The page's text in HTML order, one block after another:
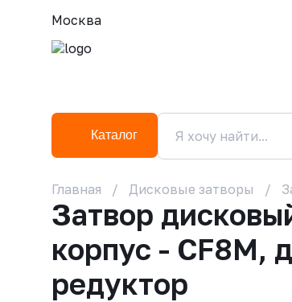
Москва
Каталог
Главная Дисковые затворы
Затвор
корпус - CF8M,
редуктор